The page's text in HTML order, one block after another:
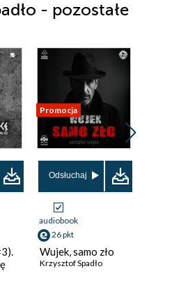
- pozostałe
Promocja
Odsłuchaj
audiobook
26 pkt
Wujek, samo zło
Krzysztof Spadło